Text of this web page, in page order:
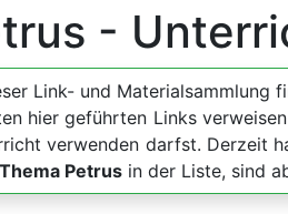
-
Link- und Materialsammlung
hier geführten Links
verwenden darfst. Derzeit
Petrus in der Liste, sind